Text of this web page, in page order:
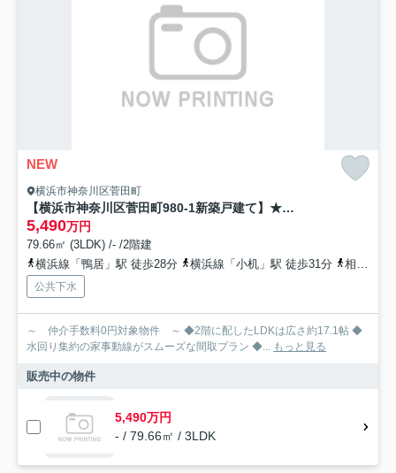
NEW
横浜市神奈川区菅田町
【横浜市神奈川区菅田町980-1新築戸建て】★仲介手数料無料★（菅田の丘小学校・菅田中学校）
5,490万円
79.66㎡ (3LDK) /- /2階建
横浜線「鴨居」駅 徒歩28分
横浜線「小机」駅 徒歩31分 相模鉄道相鉄新横浜「羽沢横浜国大」駅 徒歩36分
公共下水
～ 仲介手数料0円対象物件 ～ ◆2階に配したLDKは広さ約17.1帖 ◆
水回り集約の家事動線がスムーズな間取プラン ◆... もっと見る
販売中の物件
5,490万円
- / 79.66㎡ / 3LDK